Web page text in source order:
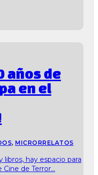
años de
en el
, MICRORRELATOS
libros, hay espacio para
de Terror...